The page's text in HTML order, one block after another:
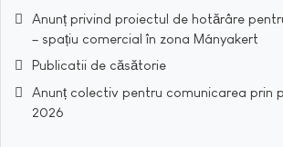
Anunț privind proiectul de hotărâre
– spațiu comercial în zona Mányakert
Publicatii de căsătorie
Anunț colectiv pentru comunicarea prin
2026